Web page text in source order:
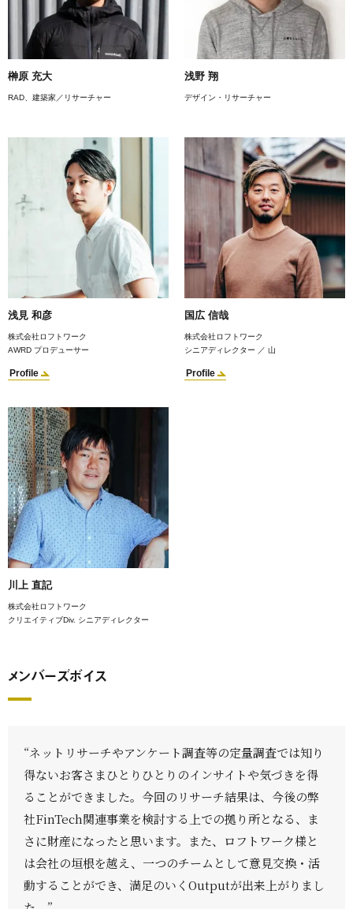
榊原 充大
RAD、建築家／リサーチャー
浅野 翔
デザイン・リサーチャー
浅見 和彦
株式会社ロフトワーク
AWRD プロデューサー
Profile
国広 信哉
株式会社ロフトワーク
シニアディレクター ／ 山
Profile
川上 直記
株式会社ロフトワーク
クリエイティブDiv. シニアディレクター
メンバーズボイス
“ネットリサーチやアンケート調査等の定量調査では知り
得ないお客さまひとりひとりのインサイトや気づきを得
ることができました。今回のリサーチ結果は、今後の弊
社FinTech関連事業を検討する上での拠り所となる、ま
さに財産になったと思います。また、ロフトワーク様と
は会社の垣根を越え、一つのチームとして意見交換・活
動することができ、満足のいくOutputが出来上がりまし